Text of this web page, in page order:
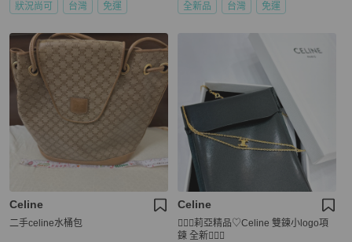
狀況尚可 台灣 免運 全新品 台灣 免運
Celine
二手celine水桶包
Celine
🧚🏻‍♀️莉亞精品♡Celine 雙鍊小logo項
鍊 全新🧚🏻‍♀️